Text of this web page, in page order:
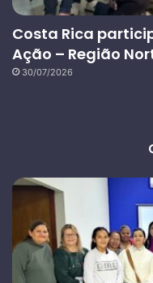
Costa Rica
Ação – Região
30/07/2026